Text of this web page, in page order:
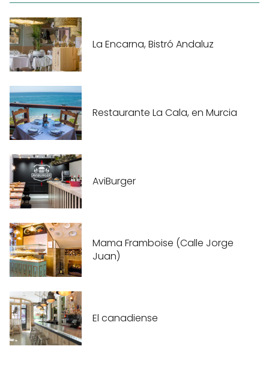
La Encarna, Bistró Andaluz
Restaurante La Cala, en Murcia
AviBurger
Mama Framboise (Calle Jorge
Juan)
El canadiense